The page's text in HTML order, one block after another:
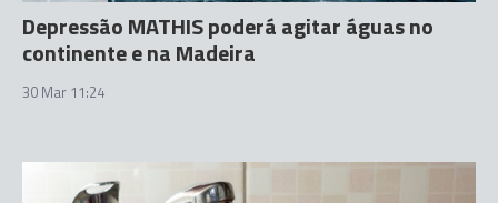
Depressão MATHIS poderá agitar águas no
continente e na Madeira
30 Mar 11:24